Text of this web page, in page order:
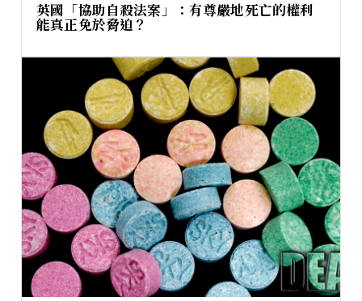
英國「協助自殺法案」：有尊嚴地死亡的權利
能真正免於脅迫？